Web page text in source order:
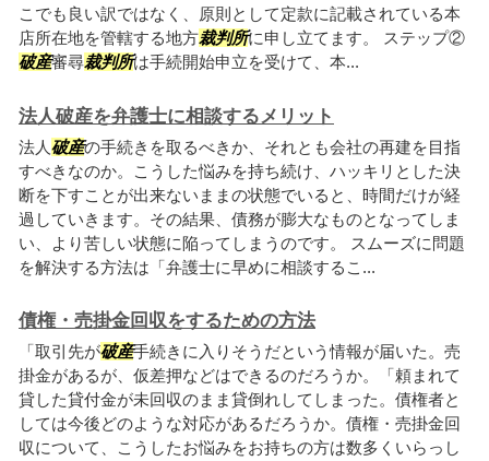
こでも良い訳ではなく、原則として定款に記載されている本
店所在地を管轄する地方裁判所に申し立てます。 ステップ②
破産審尋裁判所は手続開始申立を受けて、本...
法人破産を弁護士に相談するメリット
法人破産の手続きを取るべきか、それとも会社の再建を目指
すべきなのか。こうした悩みを持ち続け、ハッキリとした決
断を下すことが出来ないままの状態でいると、時間だけが経
過していきます。その結果、債務が膨大なものとなってしま
い、より苦しい状態に陥ってしまうのです。 スムーズに問題
を解決する方法は「弁護士に早めに相談するこ...
債権・売掛金回収をするための方法
「取引先が破産手続きに入りそうだという情報が届いた。売
掛金があるが、仮差押などはできるのだろうか。「頼まれて
貸した貸付金が未回収のまま貸倒れしてしまった。債権者と
しては今後どのような対応があるだろうか。債権・売掛金回
収について、こうしたお悩みをお持ちの方は数多くいらっし